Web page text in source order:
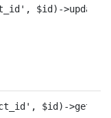
$id)-
$id)-